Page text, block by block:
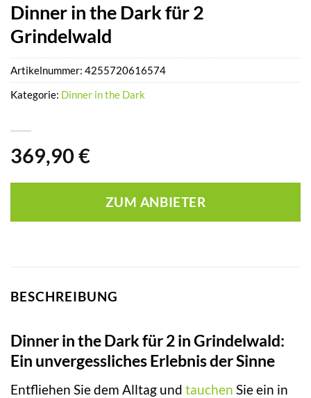
Dinner in the Dark für 2
Grindelwald
369,90 €
ZUM ANBIETER
Artikelnummer: 4255720616574
Kategorie: Dinner in the Dark
BESCHREIBUNG
Dinner in the Dark für 2 in Grindelwald:
Ein unvergessliches Erlebnis der Sinne
Entfliehen Sie dem Alltag und tauchen Sie ein in